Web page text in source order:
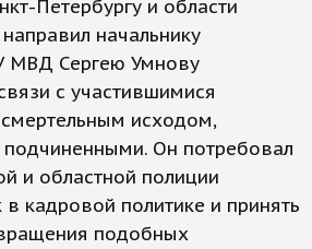
Петербургу и области
начальнику
МВД Сергею Умнову
с участившимися
исходом,
Он потребовал
и областной полиции
кадровой политике и принять
подобных